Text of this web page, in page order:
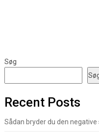
Søg
Recent Posts
Sådan bryder du den